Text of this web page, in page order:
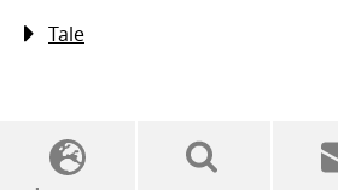
Tale
SSW politics from A to Z